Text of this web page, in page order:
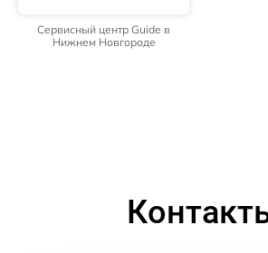
Сервисный центр Guide в
Нижнем Новгороде